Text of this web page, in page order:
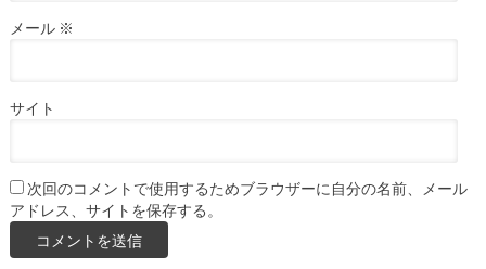
メール ※
サイト
次回のコメントで使用するためブラウザーに自分の名前、メール
アドレス、サイトを保存する。